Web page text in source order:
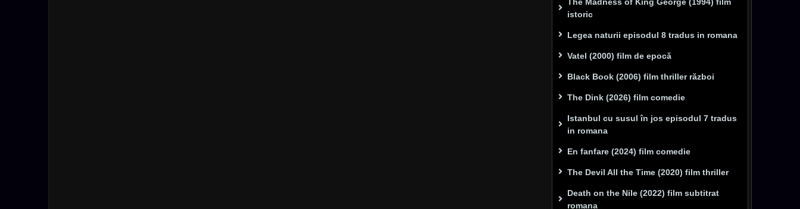
istoric
Legea naturii episodul 8 tradus in romana
Vatel (2000) film de epocă
Black Book (2006) film thriller război
The Dink (2026) film comedie
Istanbul cu susul în jos episodul 7 tradus
in romana
En fanfare (2024) film comedie
The Devil All the Time (2020) film thriller
Death on the Nile (2022) film subtitrat
romana